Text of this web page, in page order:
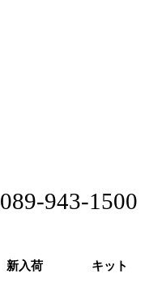
089-943-1500
新入荷 キット